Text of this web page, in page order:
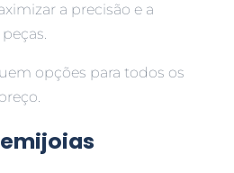
a precisão e a
opções para todos os